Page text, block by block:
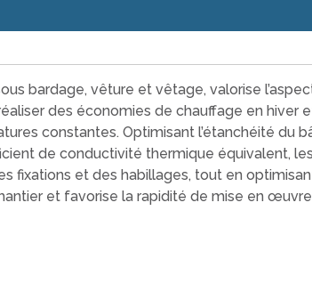
bardage, vêture et vêtage, valorise
des économies de chauffage en hiver
constantes. Optimisant l’étanchéité du
de conductivité thermique équivalent,
fixations et des habillages, tout en
et favorise la rapidité de mise en